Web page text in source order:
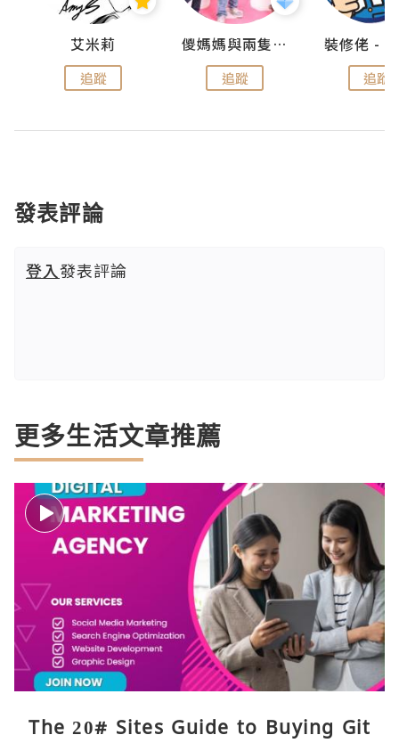
艾米莉
追蹤
儍媽媽與兩隻小魔怪之家
追蹤 追蹤
發表評論
登入發表評論
更多生活文章推薦
The 20# Sites Guide to Buying Git